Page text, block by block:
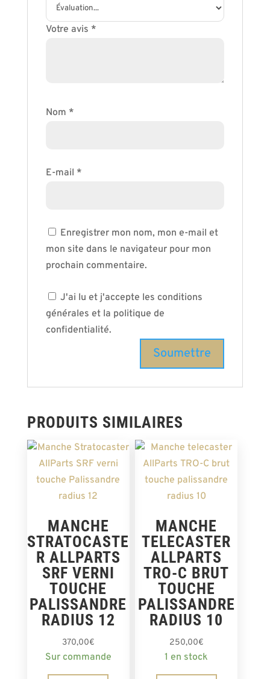
Votre avis *
Nom *
E-mail *
Enregistrer mon nom, mon e-mail et
mon site dans le navigateur pour mon
prochain commentaire.
J'ai lu et j'accepte les conditions
générales et la politique de
confidentialité.
PRODUITS SIMILAIRES
MANCHE
STRATOCASTE
R ALLPARTS
SRF VERNI
TOUCHE
PALISSANDRE
RADIUS 12
370,00€
Sur commande
MANCHE
TELECASTER
ALLPARTS
TRO-C BRUT
TOUCHE
PALISSANDRE
RADIUS 10
250,00€
1 en stock